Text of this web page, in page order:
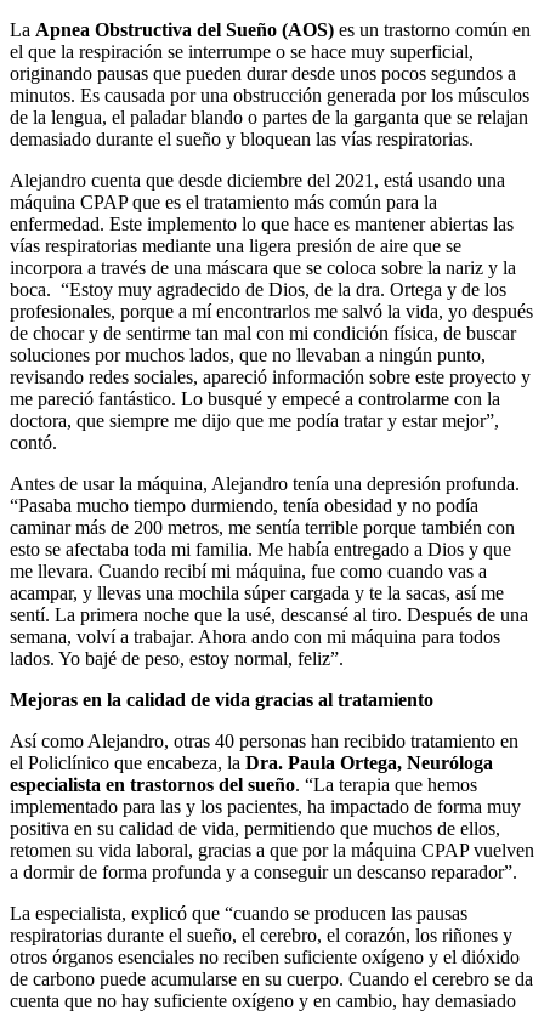
La Apnea Obstructiva del Sueño (AOS) es un trastorno común en
el que la respiración se interrumpe o se hace muy superficial,
originando pausas que pueden durar desde unos pocos segundos a
minutos. Es causada por una obstrucción generada por los músculos
de la lengua, el paladar blando o partes de la garganta que se relajan
demasiado durante el sueño y bloquean las vías respiratorias.
Alejandro cuenta que desde diciembre del 2021, está usando una
máquina CPAP que es el tratamiento más común para la
enfermedad. Este implemento lo que hace es mantener abiertas las
vías respiratorias mediante una ligera presión de aire que se
incorpora a través de una máscara que se coloca sobre la nariz y la
boca. “Estoy muy agradecido de Dios, de la dra. Ortega y de los
profesionales, porque a mí encontrarlos me salvó la vida, yo después
de chocar y de sentirme tan mal con mi condición física, de buscar
soluciones por muchos lados, que no llevaban a ningún punto,
revisando redes sociales, apareció información sobre este proyecto y
me pareció fantástico. Lo busqué y empecé a controlarme con la
doctora, que siempre me dijo que me podía tratar y estar mejor”,
contó.
Antes de usar la máquina, Alejandro tenía una depresión profunda.
“Pasaba mucho tiempo durmiendo, tenía obesidad y no podía
caminar más de 200 metros, me sentía terrible porque también con
esto se afectaba toda mi familia. Me había entregado a Dios y que
me llevara. Cuando recibí mi máquina, fue como cuando vas a
acampar, y llevas una mochila súper cargada y te la sacas, así me
sentí. La primera noche que la usé, descansé al tiro. Después de una
semana, volví a trabajar. Ahora ando con mi máquina para todos
lados. Yo bajé de peso, estoy normal, feliz”.
Mejoras en la calidad de vida gracias al tratamiento
Así como Alejandro, otras 40 personas han recibido tratamiento en
el Policlínico que encabeza, la Dra. Paula Ortega, Neuróloga
especialista en trastornos del sueño. “La terapia que hemos
implementado para las y los pacientes, ha impactado de forma muy
positiva en su calidad de vida, permitiendo que muchos de ellos,
retomen su vida laboral, gracias a que por la máquina CPAP vuelven
a dormir de forma profunda y a conseguir un descanso reparador”.
La especialista, explicó que “cuando se producen las pausas
respiratorias durante el sueño, el cerebro, el corazón, los riñones y
otros órganos esenciales no reciben suficiente oxígeno y el dióxido
de carbono puede acumularse en su cuerpo. Cuando el cerebro se da
cuenta que no hay suficiente oxígeno y en cambio, hay demasiado